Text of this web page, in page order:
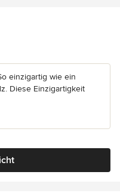
5 Sternen
einzigartig wie ein
Diese Einzigartigkeit